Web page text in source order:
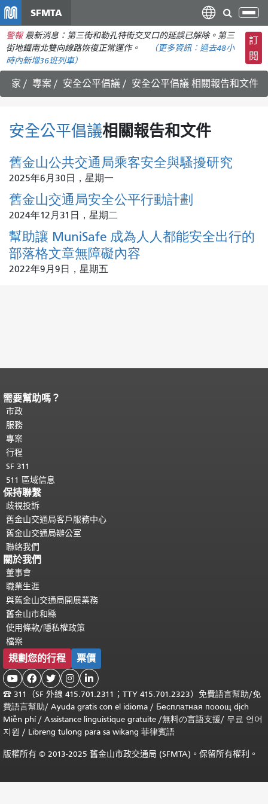
主
要
容
SFMTA
切
換
導
航
警報 最新消息：第三街和勒孔特街交叉口的延誤已解除。第三
街地鐵南北雙向線路恢復正常運作。
（更多資訊： 過去48小
時內新增36班列車）
訂
閱
家 專案 安全公平倡議 安全公平倡議 相關報告和文件
安全公平倡議相關報告和文件
舊金山公共交通局乘客安全與騷擾研究
2025年6月30日，星期一
舊金山交通局安全公平行動計劃
2024年12月31日，星期二
幫助讓 MuniSafe 成為人人都能安全出行的
部落格文章無障礙內容
2022年9月9日，星期五
頁面內容結束。
都會重複顯示。
需要幫助嗎？
市政
服務
專案
行程
SF 311
511 區域信息
保持聯繫
歧視投訴
舊金山交通局客戶服務中心
舊金山交通局辦公室
聯絡我們
關於我們
董事會
職業生涯
與舊金山交通局開展業務
舊金山市和縣
使用條款/隱私權政策
檔案
規劃您的行程 票價
    
☎ 311（SF 外線 415.701.2311；TTY 415.701.2323）免費語言幫助/免
費語言幫助/ Ayuda gratis con el idioma / Бесплатная пооощ dịch
Miễn phí/ Assistance linguistique gratuite /無料の言語支援/ 무료 언어
지원 / Libreng tulong para sa wikang 菲律賓語
版權所有 © 2013-2025 舊金山市政交通局 (SFMTA)。保留所有權利。